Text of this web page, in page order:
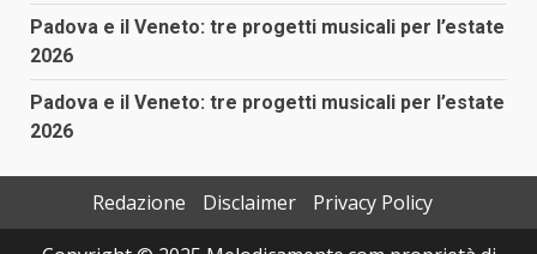
Padova e il Veneto: tre progetti musicali per l’estate
2026
Padova e il Veneto: tre progetti musicali per l’estate
2026
Redazione Disclaimer
Privacy Policy